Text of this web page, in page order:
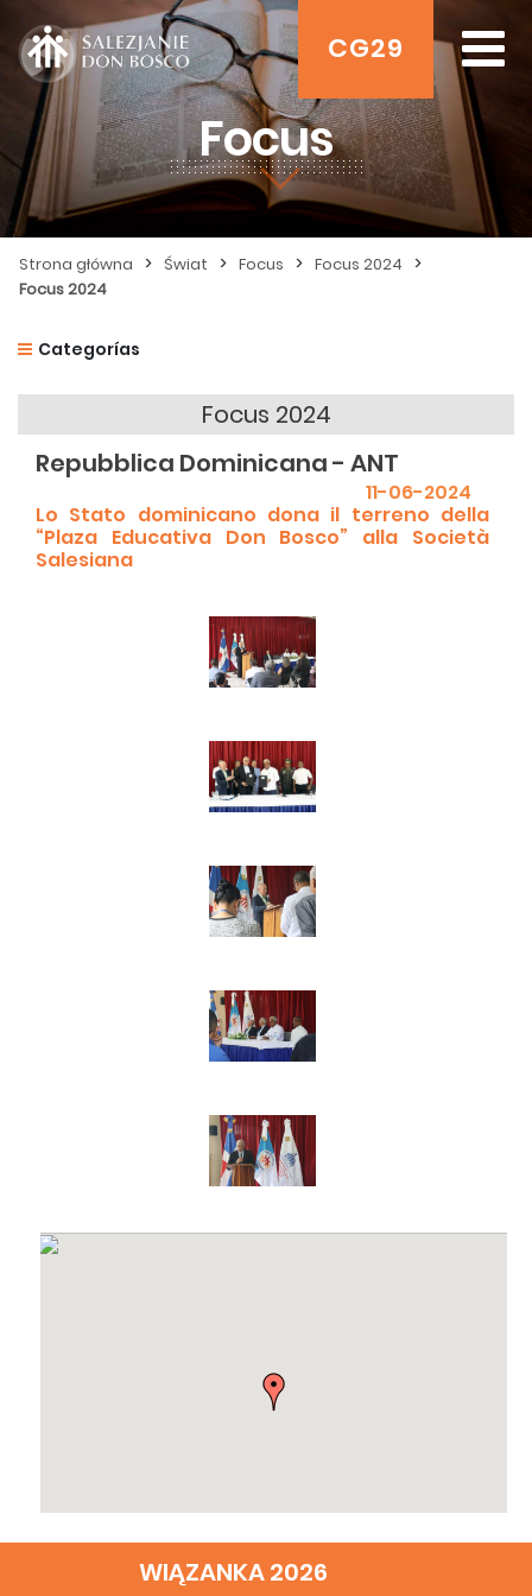
CG29
Focus
Strona główna > Świat > Focus > Focus 2024 >
Focus 2024
Categorías
Focus 2024
Repubblica Dominicana - ANT
11-06-2024
Lo Stato dominicano dona il terreno della
“Plaza Educativa Don Bosco” alla Società
Salesiana
WIĄZANKA 2026